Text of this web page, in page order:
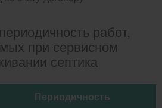
работ,
при сервисном
септика
Периодичность